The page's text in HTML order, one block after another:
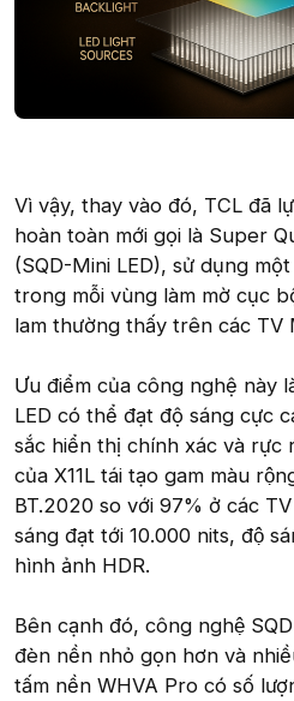
Vì vậy, thay vào đó, TCL đã
hoàn toàn mới gọi là Super
(SQD-Mini LED), sử dụng
trong mỗi vùng làm mờ cục
lam thường thấy trên các TV
Ưu điểm của công nghệ này
LED có thể đạt độ sáng cực
sắc hiển thị chính xác và rực
của X11L tái tạo gam màu
BT.2020 so với 97% ở các
sáng đạt tới 10.000 nits, độ
hình ảnh HDR.
Bên cạnh đó, công nghệ
đèn nền nhỏ gọn hơn và
tấm nền WHVA Pro có số